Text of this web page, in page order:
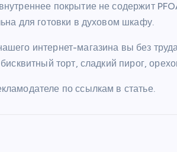
покрытие не содержит
для готовки в духовом шкафу.
интернет-магазина вы без
торт, сладкий пирог,
по ссылкам в статье.